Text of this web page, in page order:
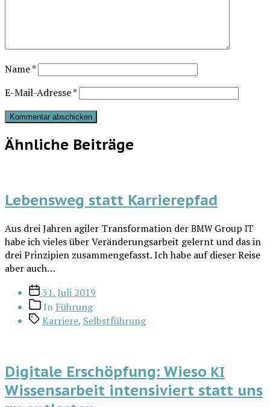
Name*
E-Mail-Adresse*
Ähnliche Beiträge
Lebensweg statt Karrierepfad
Aus drei Jah­ren agi­ler Trans­for­ma­ti­on der BMWGroup IT
habe ich vie­les über Ver­än­de­rungs­ar­beit gelernt und das in
drei Prin­zi­pi­en zusam­men­ge­fasst. Ich habe auf die­ser Rei­se
aber auch…
Veröffentlichungsdatum
31. Juli 2019
Beitragskategorien
In Führung
Schlagwörter
Karriere, Selbstführung
Digitale Erschöpfung: Wieso KI
Wissensarbeit intensiviert statt uns